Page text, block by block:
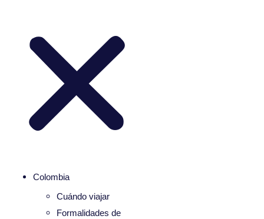
Colombia
Cuándo viajar
Formalidades de